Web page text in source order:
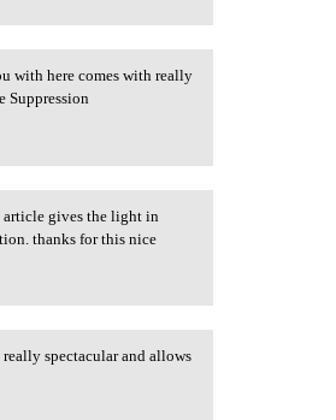
with here comes with really
Suppression
article gives the light in
thanks for this nice
spectacular and allows